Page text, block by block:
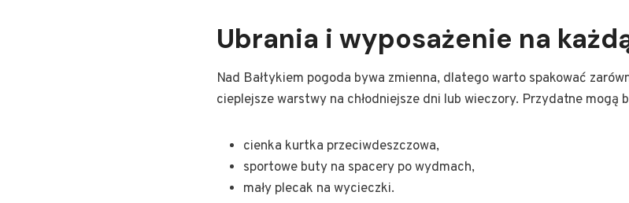
Ubrania i wyposażenie na
Nad Bałtykiem pogoda bywa zmienna, dlatego warto spakować
cieplejsze warstwy na chłodniejsze dni lub wieczory. Przydatne mogą
cienka kurtka przeciwdeszczowa,
sportowe buty na spacery po wydmach,
mały plecak na wycieczki.